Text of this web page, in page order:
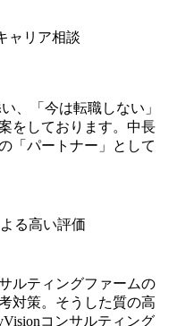
ャリア相談
、「今は転職しない」
をしております。中長
「パートナー」として
る高い評価
ルティングファームの
対策。そうした質の高
コンサルティング